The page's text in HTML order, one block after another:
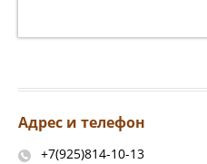
Адрес и телефон
+7(925)814-10-13